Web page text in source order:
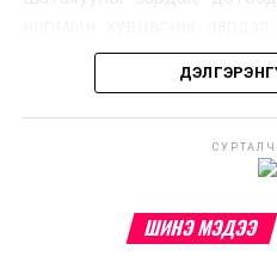
хурлын зардал, Засгийн
хөрөнгийн
шийдвэрлэжээ.
Харин дараах зардлыг
ШИНЭ МЭДЭЭ